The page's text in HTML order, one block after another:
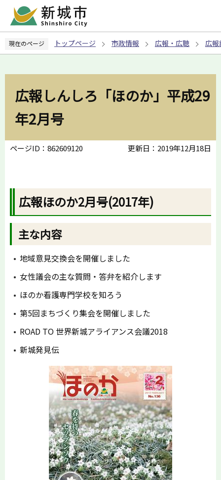
ペ
の
現在のページ トップページ 市政情報 広報・広聴 広報
広報しんしろ「ほのか」平成29
年2月号
ページID：862609120 更新日：2019年12月18日
広報ほのか2月号(2017年)
主な内容
地域意見交換会を開催しました
女性議会の主な質問・答弁を紹介します
ほのか看護専門学校を知ろう
第5回まちづくり集会を開催しました
ROAD TO 世界新城アライアンス会議2018
新城発見伝